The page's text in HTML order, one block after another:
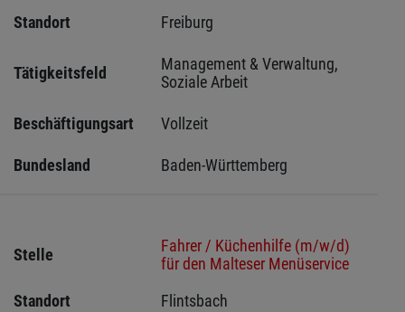
Standort
Freiburg
Tätigkeitsfeld
Management & Verwaltung,
Soziale Arbeit
Beschäftigungsart Vollzeit
Bundesland Baden-Württemberg
Stelle
Fahrer / Küchenhilfe (m/w/d)
für den Malteser Menüservice
Standort
Flintsbach